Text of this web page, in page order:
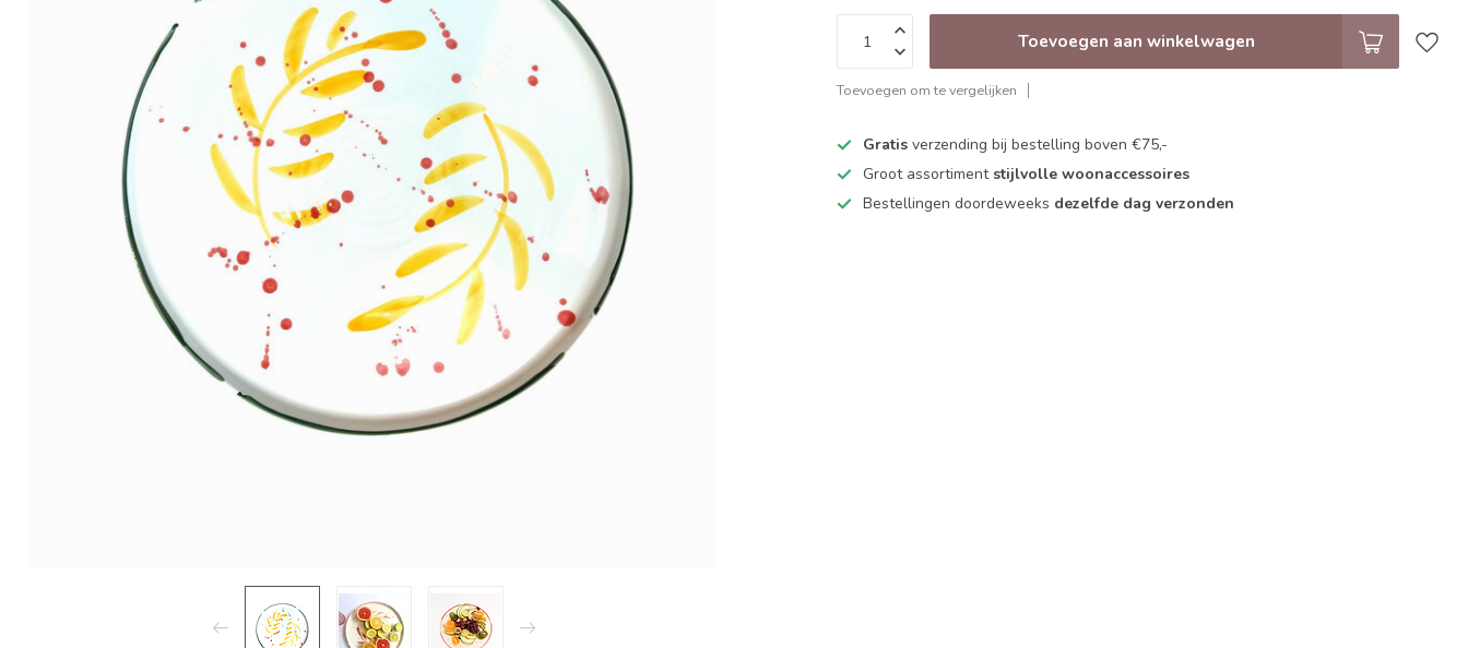
Toevoegen aan winkelwagen
Toevoegen om te vergelijken
Gratis verzending bij bestelling boven €75,-
Groot assortiment stijlvolle woonaccessoires
Bestellingen doordeweeks dezelfde dag verzonden